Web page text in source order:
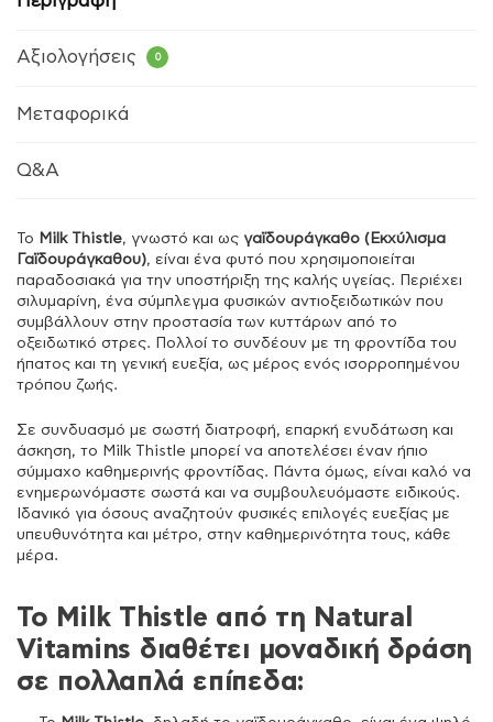
Αξιολογήσεις 0
Μεταφορικά
Q&A
Το Milk Thistle, γνωστό και ως γαϊδουράγκαθο (Εκχύλισμα
Γαϊδουράγκαθου), είναι ένα φυτό που χρησιμοποιείται
παραδοσιακά για την υποστήριξη της καλής υγείας. Περιέχει
σιλυμαρίνη, ένα σύμπλεγμα φυσικών αντιοξειδωτικών που
συμβάλλουν στην προστασία των κυττάρων από το
οξειδωτικό στρες. Πολλοί το συνδέουν με τη φροντίδα του
ήπατος και τη γενική ευεξία, ως μέρος ενός ισορροπημένου
τρόπου ζωής.
Σε συνδυασμό με σωστή διατροφή, επαρκή ενυδάτωση και
άσκηση, το Milk Thistle μπορεί να αποτελέσει έναν ήπιο
σύμμαχο καθημερινής φροντίδας. Πάντα όμως, είναι καλό να
ενημερωνόμαστε σωστά και να συμβουλευόμαστε ειδικούς.
Ιδανικό για όσους αναζητούν φυσικές επιλογές ευεξίας με
υπευθυνότητα και μέτρο, στην καθημερινότητα τους, κάθε
μέρα.
Το Milk Thistle από τη Natural
Vitamins διαθέτει μοναδική δράση
σε πολλαπλά επίπεδα: